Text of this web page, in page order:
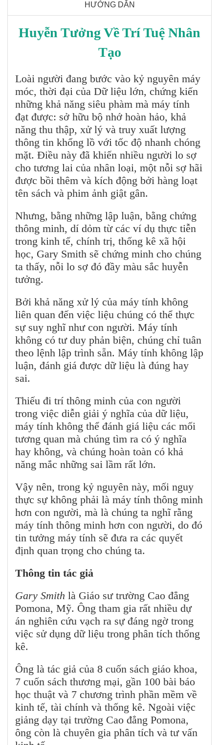
HƯỚNG DẪN
Huyễn Tưởng Về Trí Tuệ Nhân
Tạo
Loài người đang bước vào kỷ nguyên máy
móc, thời đại của Dữ liệu lớn, chứng kiến
những khả năng siêu phàm mà máy tính
đạt được: sở hữu bộ nhớ hoàn hảo, khả
năng thu thập, xử lý và truy xuất lượng
thông tin khổng lồ với tốc độ nhanh chóng
mặt. Điều này đã khiến nhiều người lo sợ
cho tương lai của nhân loại, một nỗi sợ hãi
được bồi thêm và kích động bởi hàng loạt
tên sách và phim ảnh giật gân.
Nhưng, bằng những lập luận, bằng chứng
thông minh, dí dỏm từ các ví dụ thực tiễn
trong kinh tế, chính trị, thống kê xã hội
học, Gary Smith sẽ chứng minh cho chúng
ta thấy, nỗi lo sợ đó đầy màu sắc huyễn
tưởng.
Bởi khả năng xử lý của máy tính không
liên quan đến việc liệu chúng có thể thực
sự suy nghĩ như con người. Máy tính
không có tư duy phản biện, chúng chỉ tuân
theo lệnh lập trình sẵn. Máy tính không lập
luận, đánh giá được dữ liệu là đúng hay
sai.
Thiếu đi trí thông minh của con người
trong việc diễn giải ý nghĩa của dữ liệu,
máy tính không thể đánh giá liệu các mối
tương quan mà chúng tìm ra có ý nghĩa
hay không, và chúng hoàn toàn có khả
năng mắc những sai lầm rất lớn.
Vậy nên, trong kỷ nguyên này, mối nguy
thực sự không phải là máy tính thông minh
hơn con người, mà là chúng ta nghĩ rằng
máy tính thông minh hơn con người, do đó
tin tưởng máy tính sẽ đưa ra các quyết
định quan trọng cho chúng ta.
Thông tin tác giả
Gary Smith là Giáo sư trường Cao đẳng
Pomona, Mỹ. Ông tham gia rất nhiều dự
án nghiên cứu vạch ra sự đáng ngờ trong
việc sử dụng dữ liệu trong phân tích thống
kê.
Ông là tác giả của 8 cuốn sách giáo khoa,
7 cuốn sách thương mại, gần 100 bài báo
học thuật và 7 chương trình phần mềm về
kinh tế, tài chính và thống kê. Ngoài việc
giảng dạy tại trường Cao đẳng Pomona,
ông còn là chuyên gia phân tích và tư vấn